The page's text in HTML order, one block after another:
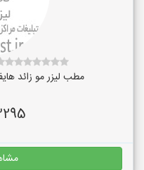
مطب لیزر مو زائد